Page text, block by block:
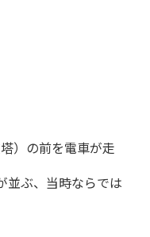
）の前を電車が走
並ぶ、当時ならでは